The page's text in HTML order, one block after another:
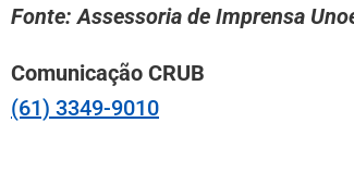
Fonte: Assessoria de Imprensa
Comunicação CRUB
(61) 3349-9010